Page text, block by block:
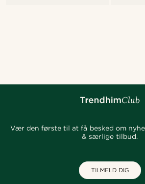
Vær den første til at få besked om
& særlige tilbud.
TILMELD DIG